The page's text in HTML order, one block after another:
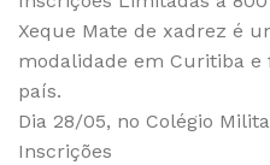
Xeque Mate de xadrez é
modalidade em Curitiba
país.
Dia 28/05, no Colégio
Inscrições